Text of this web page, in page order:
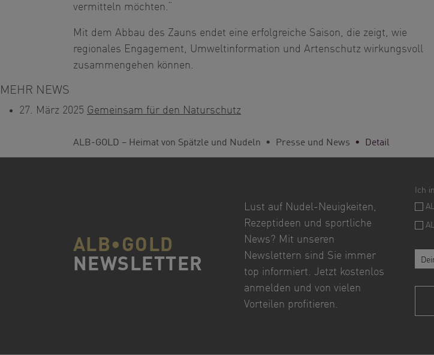
vermitteln möchten.“
Mit dem Abbau des Zauns endet eine erfolgreiche Saison, die zeigt, wie
regionales Engagement, Umweltinformation und Artenschutz wirkungsvoll
zusammengehen können.
MEHR NEWS
27. März 2025 Gemeinsam für den Naturschutz
ALB-GOLD – Heimat von Spätzle und Nudeln Presse und News Detail
ALB•GOLD
NEWSLETTER
Lust auf Nudel-Neuigkeiten,
Rezeptideen und sportliche
News? Mit unseren
Newslettern sind Sie immer
top informiert. Jetzt kostenlos
anmelden und von vielen
Vorteilen profitieren.